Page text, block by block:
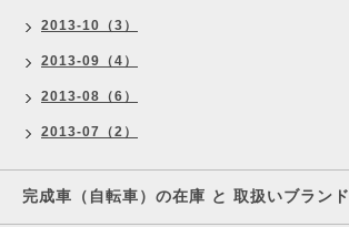
2013-10（3）
2013-09（4）
2013-08（6）
2013-07（2）
完成車（自転車）の在庫 と 取扱いブランド